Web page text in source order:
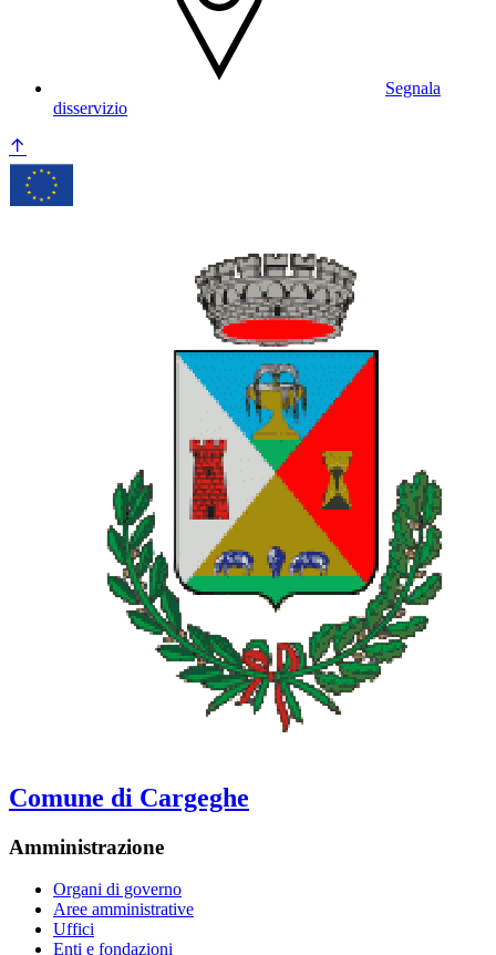
Segnala
disservizio
Comune di Cargeghe
Amministrazione
Organi di governo
Aree amministrative
Uffici
Enti e fondazioni